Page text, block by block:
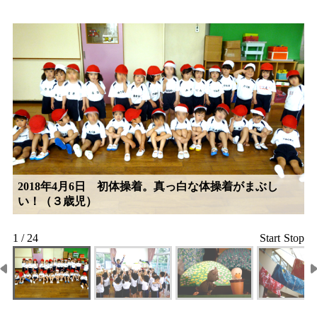
2018年4月6日 初体操着。真っ白な体操着がまぶし
い！（３歳児）
1 / 24 Start Stop